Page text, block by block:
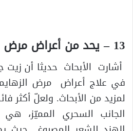
13 – يحد من أعراض مرض الزهايمر:
أشارت الأبحاث حديثا أن زيت
في علاج أعراض مرض
لمزيد من الأبحاث. ولعلّ أكثر
الجانب السحري المميّز،